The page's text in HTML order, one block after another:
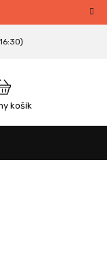
NÁKUPNÝ
košík